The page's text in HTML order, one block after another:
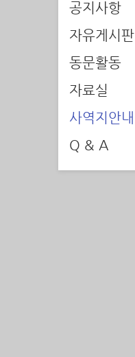
공지사항
자유게시판
동문활동
자료실
사역지안내
Q & A